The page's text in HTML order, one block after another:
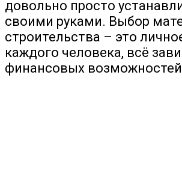
довольно просто
своими руками. Выбор
строительства – это
каждого человека, всё
финансовых